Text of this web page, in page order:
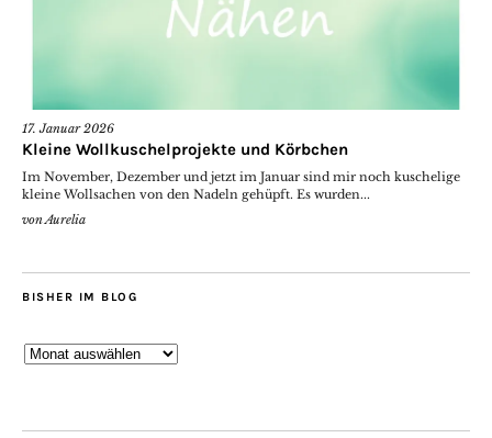
17. Januar 2026
Kleine Wollkuschelprojekte und Körbchen
Im November, Dezember und jetzt im Januar sind mir noch kuschelige
kleine Wollsachen von den Nadeln gehüpft. Es wurden...
vonAurelia
BISHER IM BLOG
Bisher